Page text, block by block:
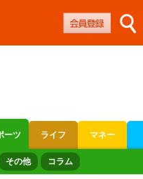
ーツ ライフ マネー
その他 コラム